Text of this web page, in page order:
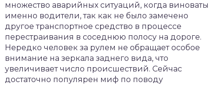
множество аварийных ситуаций, когда виноваты
именно водители, так как не было замечено
другое транспортное средство в процессе
перестраивания в соседнюю полосу на дороге.
Нередко человек за рулем не обращает особое
внимание на зеркала заднего вида, что
увеличивает число происшествий. Сейчас
достаточно популярен миф по поводу